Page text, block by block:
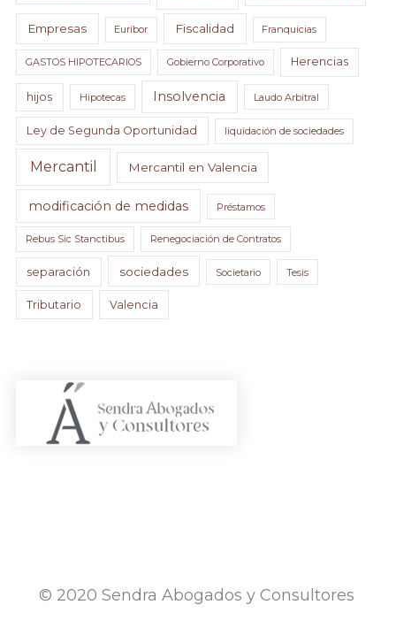
Empresas Euríbor Fiscalidad Franquicias
GASTOS HIPOTECARIOS Gobierno Corporativo Herencias
hijos Hipotecas Insolvencia Laudo Arbitral
Ley de Segunda Oportunidad liquidación de sociedades
Mercantil Mercantil en Valencia
modificación de medidas Préstamos
Rebus Sic Stanctibus Renegociación de Contratos
separación sociedades Societario Tesis
Tributario Valencia
© 2020 Sendra Abogados y Consultores